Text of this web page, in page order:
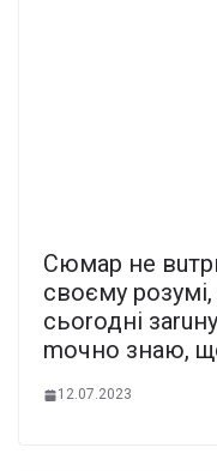
Сюмар не
своєму
сьоrодні
mочно знаю,
12.07.2023